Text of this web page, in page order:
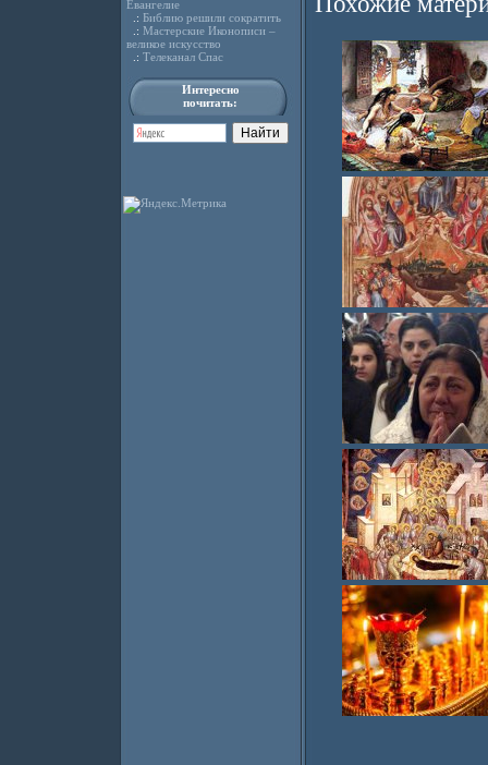
Евангелие
.: Библию решили сократить
.: Мастерские Иконописи –
великое искусство
.: Телеканал Спас
Интересно
почитать: